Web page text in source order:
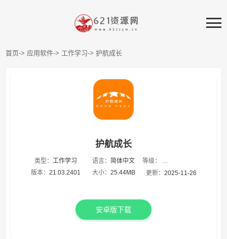
首页-> 应用软件-> 工作学习-> 护航成长
护航成长
类型： 工作学习
版本： 21.03.2401
语言： 简体中文
大小： 25.44MB
等级：
★
更新：2025-11-26
安卓版下载